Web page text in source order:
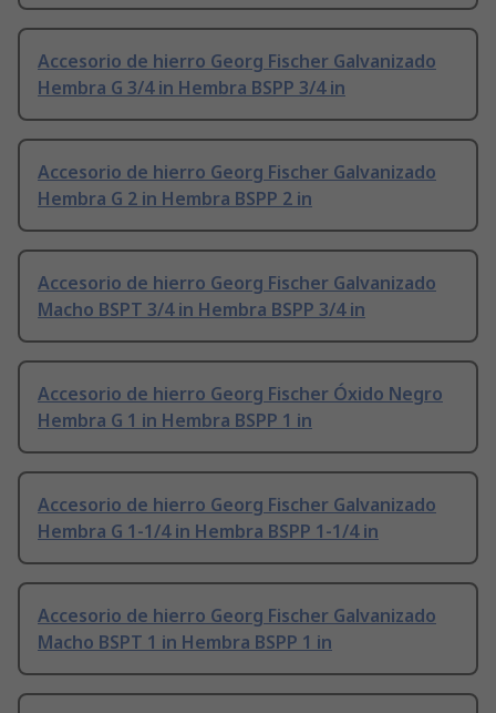
Accesorio de hierro Georg Fischer Galvanizado
Hembra G 3/4 in Hembra BSPP 3/4 in
Accesorio de hierro Georg Fischer Galvanizado
Hembra G 2 in Hembra BSPP 2 in
Accesorio de hierro Georg Fischer Galvanizado
Macho BSPT 3/4 in Hembra BSPP 3/4 in
Accesorio de hierro Georg Fischer Óxido Negro
Hembra G 1 in Hembra BSPP 1 in
Accesorio de hierro Georg Fischer Galvanizado
Hembra G 1-1/4 in Hembra BSPP 1-1/4 in
Accesorio de hierro Georg Fischer Galvanizado
Macho BSPT 1 in Hembra BSPP 1 in